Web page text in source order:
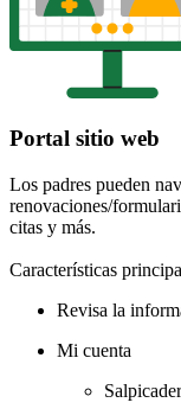
Portal sitio web
Los padres pueden
renovaciones/
citas y más.
Características
Revisa la
Mi cuenta